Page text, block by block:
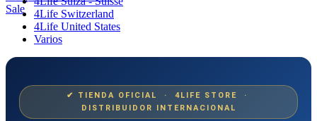
4Life Switzerland
4Life United States
Varios
✔ TIENDA OFICIAL · 4LIFE STORE ·
DISTRIBUIDOR INTERNACIONAL